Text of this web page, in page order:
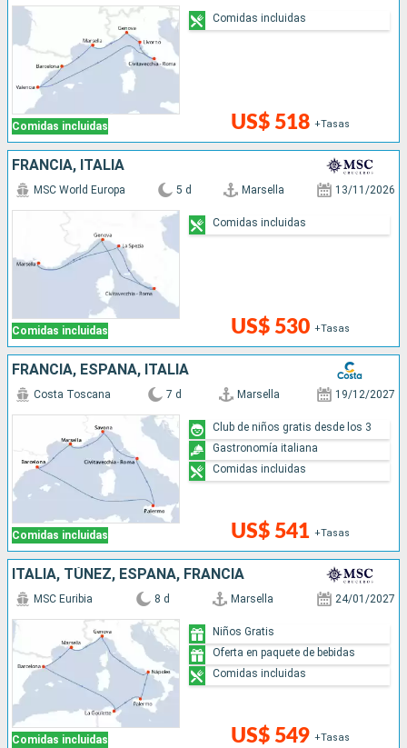
Comidas incluidas US$ 518 +Tasas
Comidas incluidas
FRANCIA, ITALIA
Comidas incluidas
MSC World Europa 5 d Marsella 13/11/2026
US$ 530 +Tasas
Comidas incluidas
FRANCIA, ESPAÑA, ITALIA
Comidas incluidas
Costa Toscana 7 d Marsella 19/12/2027
US$ 541 +Tasas
Club de niños gratis desde los 3
Gastronomía italiana
Comidas incluidas
ITALIA, TÚNEZ, ESPAÑA, FRANCIA
Comidas incluidas
MSC Euribia 8 d Marsella 24/01/2027
US$ 549 +Tasas
Niños Gratis
Oferta en paquete de bebidas
Comidas incluidas